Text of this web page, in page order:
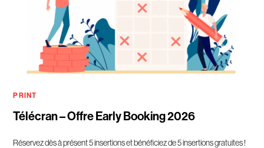
PRINT
Télécran – Offre Early Booking 2026
Réservez dès à présent 5 insertions et bénéficiez de 5 insertions gratuites !